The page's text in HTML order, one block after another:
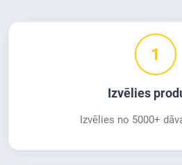
1
Izvēlies
Izvēlies no 5000+